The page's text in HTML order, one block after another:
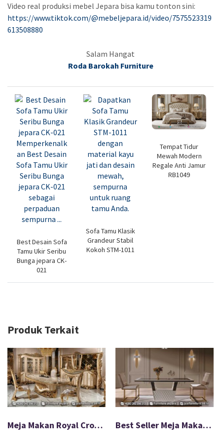
Video real produksi mebel Jepara bisa kamu tonton sini:
https://www.tiktok.com/@mebeljepara.id/video/7575523319
613508880
Salam Hangat
Roda Barokah Furniture
Best Desain Sofa
Tamu Ukir Seribu
Bunga jepara CK-
021
Sofa Tamu Klasik
Grandeur Stabil
Kokoh STM-1011
Tempat Tidur
Mewah Modern
Regale Anti Jamur
RB1049
Produk Terkait
Meja Makan Royal Crown Mewah Warna Emas FS-027 Best Seller Meja Makan Kaki Stainless Minimalis Modern FS-049